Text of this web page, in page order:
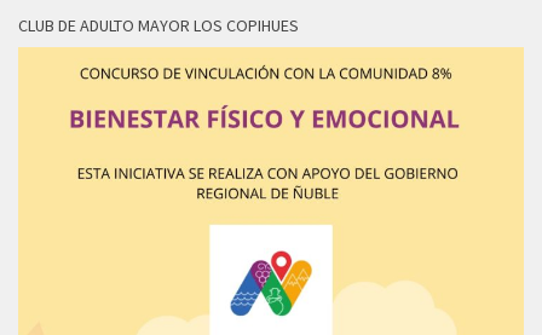
CLUB DE ADULTO MAYOR LOS COPIHUES